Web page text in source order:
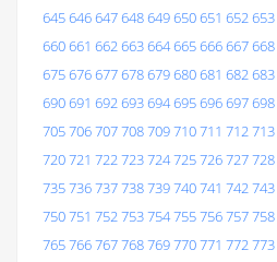
645646647648649650651 652653
660661 662663664665666667668
675676677678679680681 682683
690691 692693694695696697698
705706707708709710711 712713
720721 722723724725726727728
735736737738739740741 742743
750751 752753754755756757758
765766767768769770771 772773